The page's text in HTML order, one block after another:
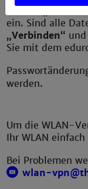
ein. Sind alle
„Verbinden“
Sie mit dem
werden.
Um die WLAN-
Ihr WLAN
Bei Problemen
wlan-